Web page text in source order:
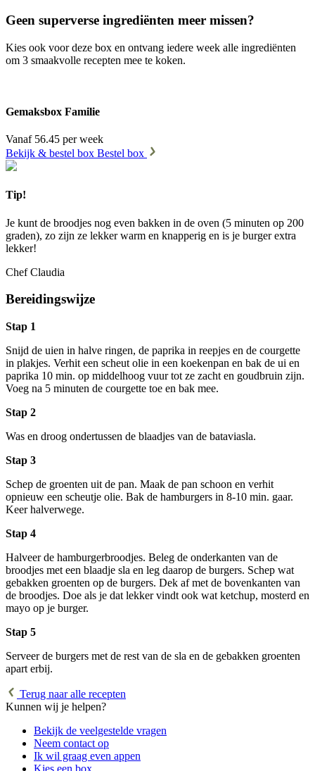
Geen superverse ingrediënten meer missen?
Kies ook voor deze box en ontvang iedere week alle ingrediënten
om 3 smaakvolle recepten mee te koken.
Gemaksbox Familie
Vanaf 56.45 per week
Bekijk & bestel box Bestel box
Tip!
Je kunt de broodjes nog even bakken in de oven (5 minuten op 200
graden), zo zijn ze lekker warm en knapperig en is je burger extra
lekker!
Chef Claudia
Bereidingswijze
Stap 1
Snijd de uien in halve ringen, de paprika in reepjes en de courgette
in plakjes. Verhit een scheut olie in een koekenpan en bak de ui en
paprika 10 min. op middelhoog vuur tot ze zacht en goudbruin zijn.
Voeg na 5 minuten de courgette toe en bak mee.
Stap 2
Was en droog ondertussen de blaadjes van de bataviasla.
Stap 3
Schep de groenten uit de pan. Maak de pan schoon en verhit
opnieuw een scheutje olie. Bak de hamburgers in 8-10 min. gaar.
Keer halverwege.
Stap 4
Halveer de hamburgerbroodjes. Beleg de onderkanten van de
broodjes met een blaadje sla en leg daarop de burgers. Schep wat
gebakken groenten op de burgers. Dek af met de bovenkanten van
de broodjes. Doe als je dat lekker vindt ook wat ketchup, mosterd en
mayo op je burger.
Stap 5
Serveer de burgers met de rest van de sla en de gebakken groenten
apart erbij.
Terug naar alle recepten
Kunnen wij je helpen?
Bekijk de veelgestelde vragen
Neem contact op
Ik wil graag even appen